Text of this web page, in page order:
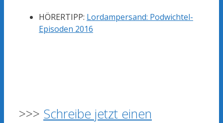
HÖRERTIPP: Lordampersand: Podwichtel-
Episoden 2016
>>> Schreibe jetzt einen